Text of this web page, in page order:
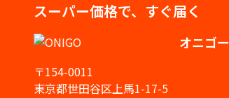
スーパー価格で、すぐ届く
オニゴー
〒154-0011
東京都世田谷区上馬1-17-5